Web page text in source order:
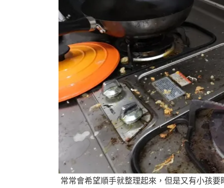
常常會希望順手就整理起來，但是又有小孩